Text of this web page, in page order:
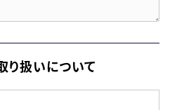
り扱いについて